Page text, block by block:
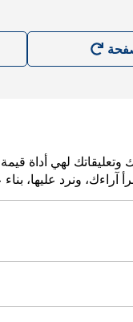
وتعليقاتك لهي أداة